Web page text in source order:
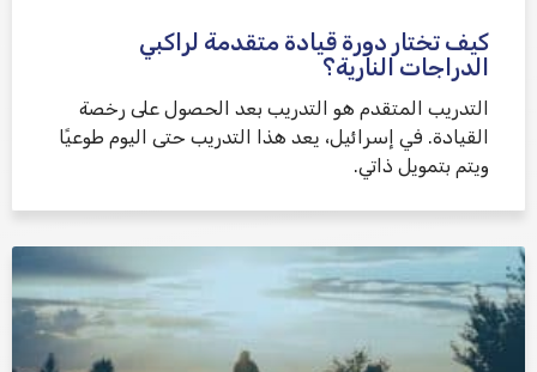
كيف تختار دورة قيادة متقدمة لراكبي
الدراجات النارية؟
التدريب المتقدم هو التدريب بعد الحصول على رخصة
القيادة. في إسرائيل، يعد هذا التدريب حتى اليوم طوعيًا
ويتم بتمويل ذاتي.